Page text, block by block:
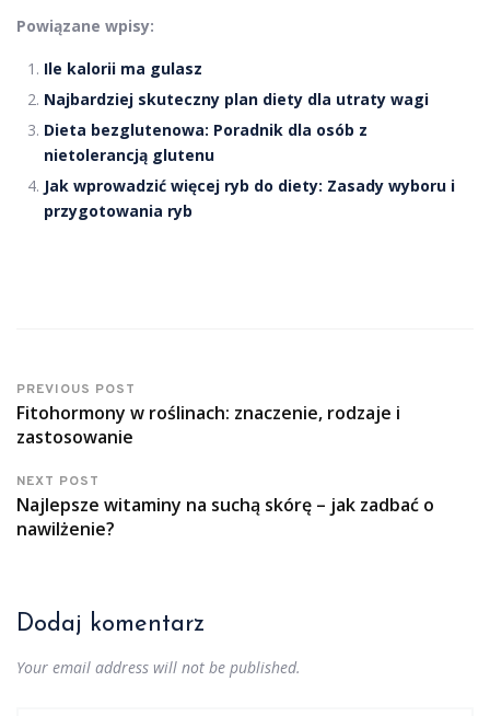
Powiązane wpisy:
Ile kalorii ma gulasz
Najbardziej skuteczny plan diety dla utraty wagi
Dieta bezglutenowa: Poradnik dla osób z
nietolerancją glutenu
Jak wprowadzić więcej ryb do diety: Zasady wyboru i
przygotowania ryb
PREVIOUS POST
Fitohormony w roślinach: znaczenie, rodzaje i
zastosowanie
NEXT POST
Najlepsze witaminy na suchą skórę – jak zadbać o
nawilżenie?
Dodaj komentarz
Your email address will not be published.